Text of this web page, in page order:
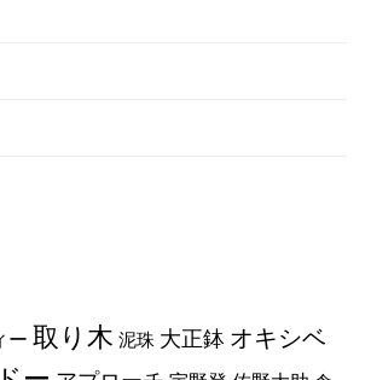
ー 取り木 泥珠 大正鉢 オキシベ